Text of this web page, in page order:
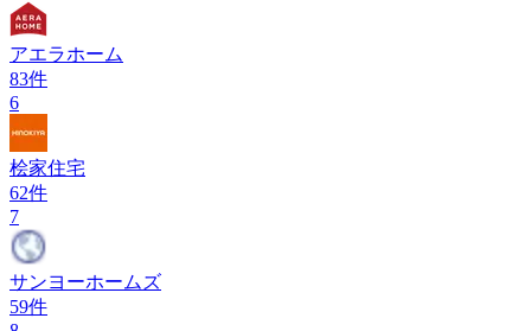
アエラホーム
83件
6
桧家住宅
62件
7
サンヨーホームズ
59件